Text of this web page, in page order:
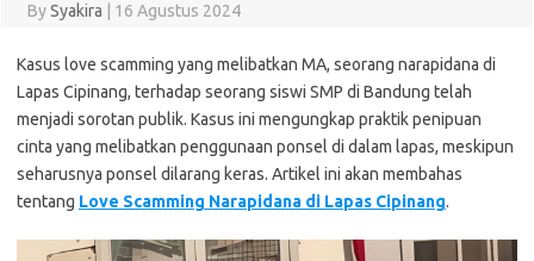
BySyakira 16 Agustus 2024
Kasus love scamming yang melibatkan MA, seorang narapidana di
Lapas Cipinang, terhadap seorang siswi SMP di Bandung telah
menjadi sorotan publik. Kasus ini mengungkap praktik penipuan
cinta yang melibatkan penggunaan ponsel di dalam lapas, meskipun
seharusnya ponsel dilarang keras. Artikel ini akan membahas
tentang Love Scamming Narapidana di Lapas Cipinang.